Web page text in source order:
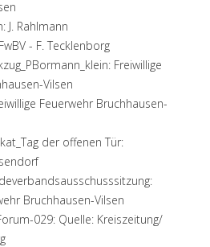
J. Rahlmann
- F. Tecklenborg
Freiwillige
Vilsen
Feuerwehr Bruchhausen-
der offenen Tür:
Bruchhausen-Vilsen
029: Quelle: Kreiszeitung/